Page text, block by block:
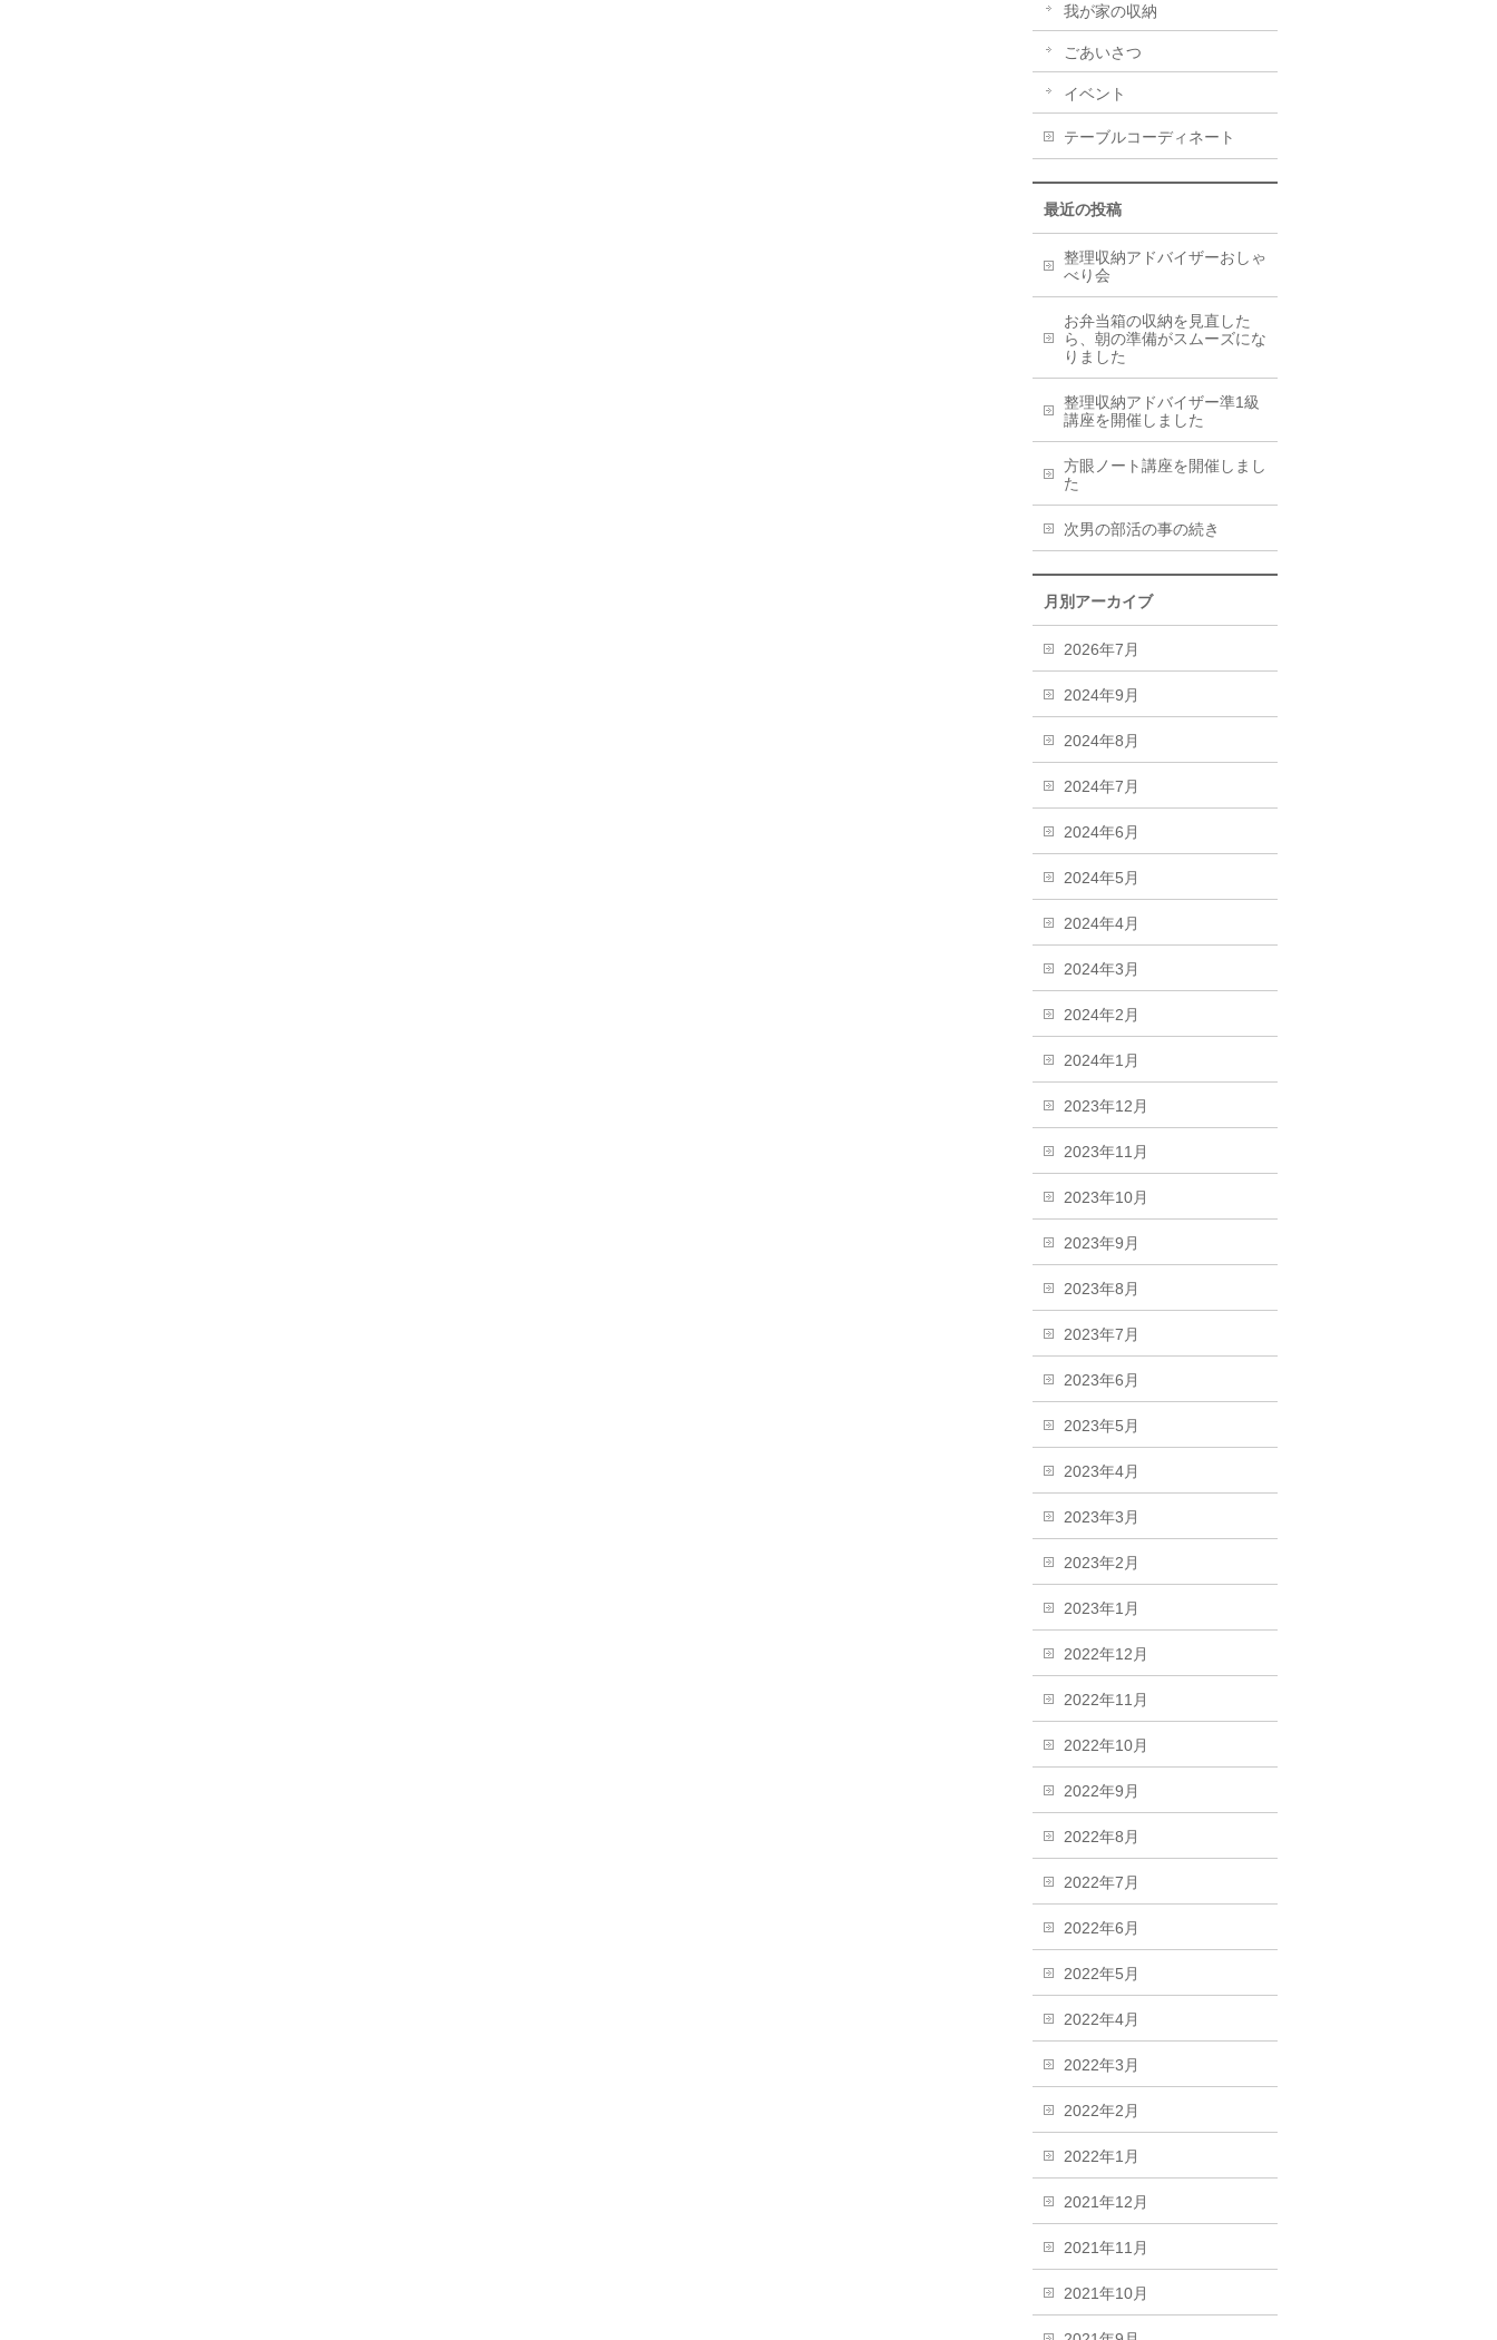
我が家の収納
ごあいさつ
イベント
テーブルコーディネート
最近の投稿
整理収納アドバイザーおしゃ
べり会
お弁当箱の収納を見直した
ら、朝の準備がスムーズにな
りました
整理収納アドバイザー準1級
講座を開催しました
方眼ノート講座を開催しまし
た
次男の部活の事の続き
月別アーカイブ
2026年7月
2024年9月
2024年8月
2024年7月
2024年6月
2024年5月
2024年4月
2024年3月
2024年2月
2024年1月
2023年12月
2023年11月
2023年10月
2023年9月
2023年8月
2023年7月
2023年6月
2023年5月
2023年4月
2023年3月
2023年2月
2023年1月
2022年12月
2022年11月
2022年10月
2022年9月
2022年8月
2022年7月
2022年6月
2022年5月
2022年4月
2022年3月
2022年2月
2022年1月
2021年12月
2021年11月
2021年10月